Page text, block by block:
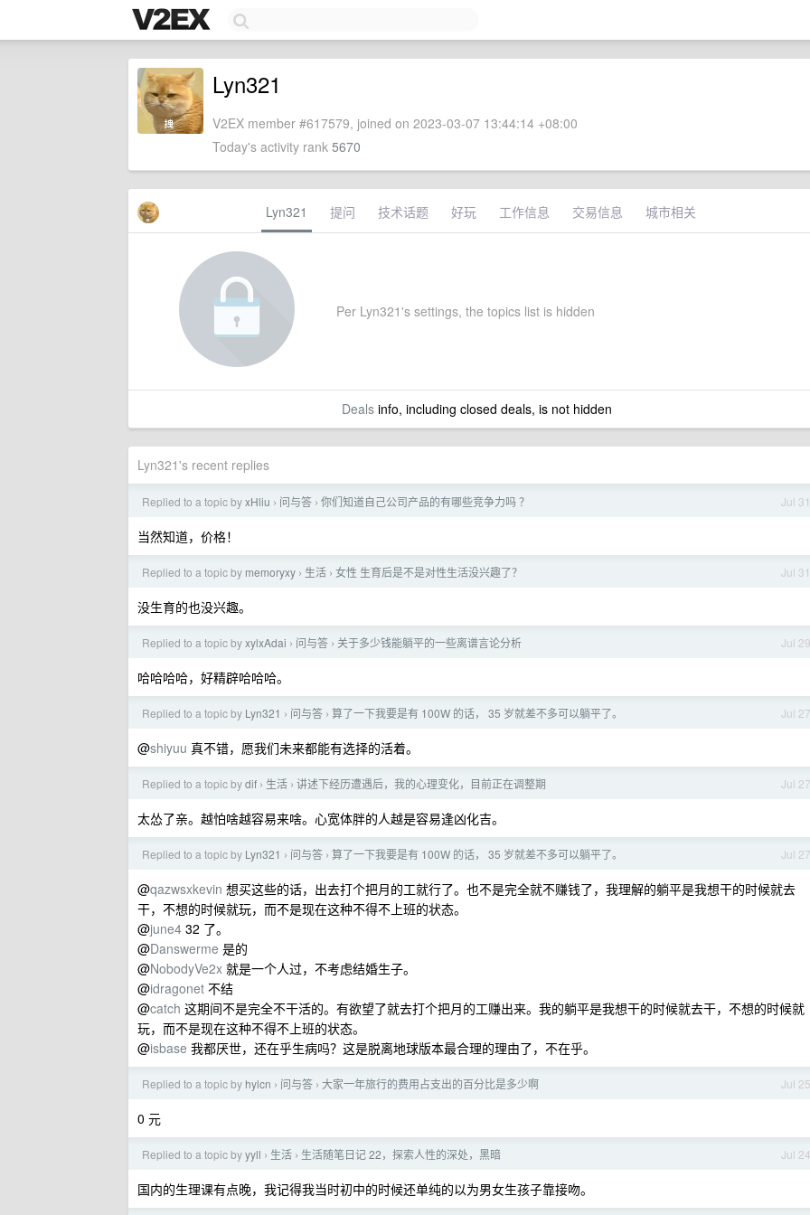
Lyn321
V2EX member #617579, joined on 2023-03-07 13:44:14 +08:00
Today's activity rank 5670
Lyn321 提问 技术话题 好玩 工作信息 交易信息 城市相关
Per Lyn321's settings, the topics list is hidden
Dealsinfo, including closed deals, is not hidden
Lyn321's recent replies
Jul 31
Replied to a topic byxHliu › 问与答 › 你们知道自己公司产品的有哪些竞争力吗 ？
当然知道，价格！
Jul 31
Replied to a topic by memoryxy › 生活 › 女性 生育后是不是对性生活没兴趣了？
没生育的也没兴趣。
Jul 29
Replied to a topic byxylxAdai › 问与答 › 关于多少钱能躺平的一些离谱言论分析
哈哈哈哈，好精辟哈哈哈。
Jul 27
Replied to a topic by Lyn321 › 问与答 › 算了一下我要是有 100W 的话， 35 岁就差不多可以躺平了。
@shiyuu 真不错，愿我们未来都能有选择的活着。
Jul 27
Replied to a topic bydif › 生活 › 讲述下经历遭遇后，我的心理变化，目前正在调整期
太怂了亲。越怕啥越容易来啥。心宽体胖的人越是容易逢凶化吉。
Jul 27
Replied to a topic by Lyn321 › 问与答 › 算了一下我要是有 100W 的话， 35 岁就差不多可以躺平了。
@qazwsxkevin 想买这些的话，出去打个把月的工就行了。也不是完全就不赚钱了，我理解的躺平是我想干的时候就去
干，不想的时候就玩，而不是现在这种不得不上班的状态。
@june4 32 了。
@Danswerme 是的
@NobodyVe2x 就是一个人过，不考虑结婚生子。
@idragonet 不结
@catch 这期间不是完全不干活的。有欲望了就去打个把月的工赚出来。我的躺平是我想干的时候就去干，不想的时候就
玩，而不是现在这种不得不上班的状态。
@isbase 我都厌世，还在乎生病吗？这是脱离地球版本最合理的理由了，不在乎。
Jul 25
Replied to a topic by hylcn › 问与答 › 大家一年旅行的费用占支出的百分比是多少啊
0 元
Jul 24
Replied to a topic byyyll › 生活 › 生活随笔日记 22，探索人性的深处，黑暗
国内的生理课有点晚，我记得我当时初中的时候还单纯的以为男女生孩子靠接吻。